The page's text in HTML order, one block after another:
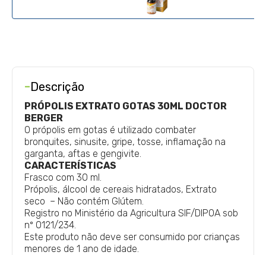
-Descrição
PRÓPOLIS EXTRATO GOTAS 30ML DOCTOR
BERGER
O própolis em gotas é utilizado combater
bronquites, sinusite, gripe, tosse, inflamação na
garganta, aftas e gengivite.
CARACTERÍSTICAS
Frasco com 30 ml.
Própolis, álcool de cereais hidratados, Extrato
seco – Não contém Glútem.
Registro no Ministério da Agricultura SIF/DIPOA sob
nº 0121/234.
Este produto não deve ser consumido por crianças
menores de 1 ano de idade.